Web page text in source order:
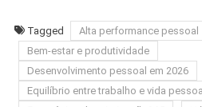
Tagged Alta performance pessoal
Bem-estar e produtividade
Desenvolvimento pessoal em 2026
Equilíbrio entre trabalho e vida pessoal